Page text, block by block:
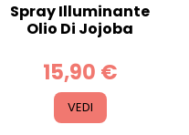
Spray Illuminante
Olio Di Jojoba
15,90 €
VEDI